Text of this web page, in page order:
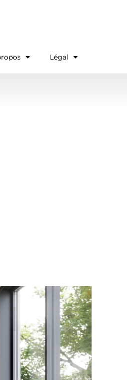
Légal